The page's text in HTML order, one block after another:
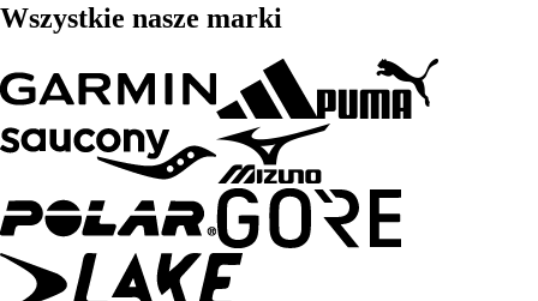
Wszystkie nasze marki